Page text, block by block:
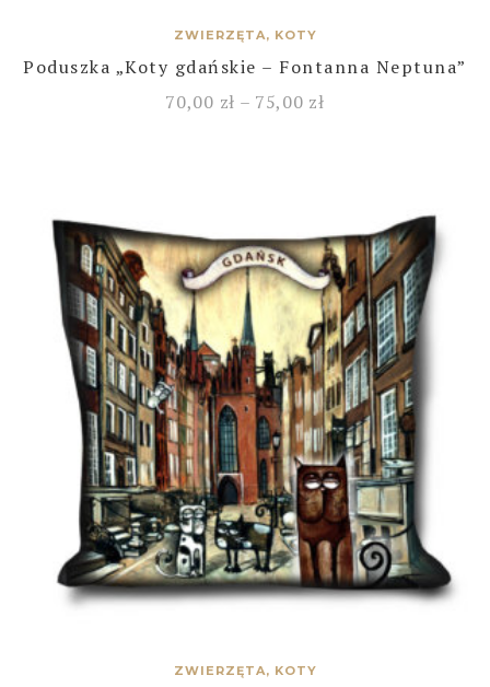
ZWIERZĘTA, KOTY
Poduszka „Koty gdańskie – Fontanna Neptuna”
70,00 zł – 75,00 zł
ZWIERZĘTA, KOTY